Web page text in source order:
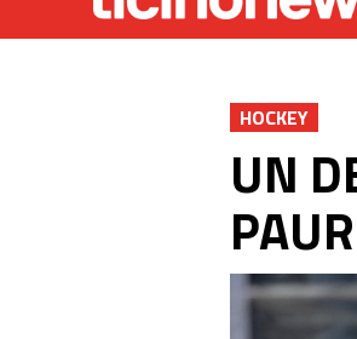
HOCKEY
UN